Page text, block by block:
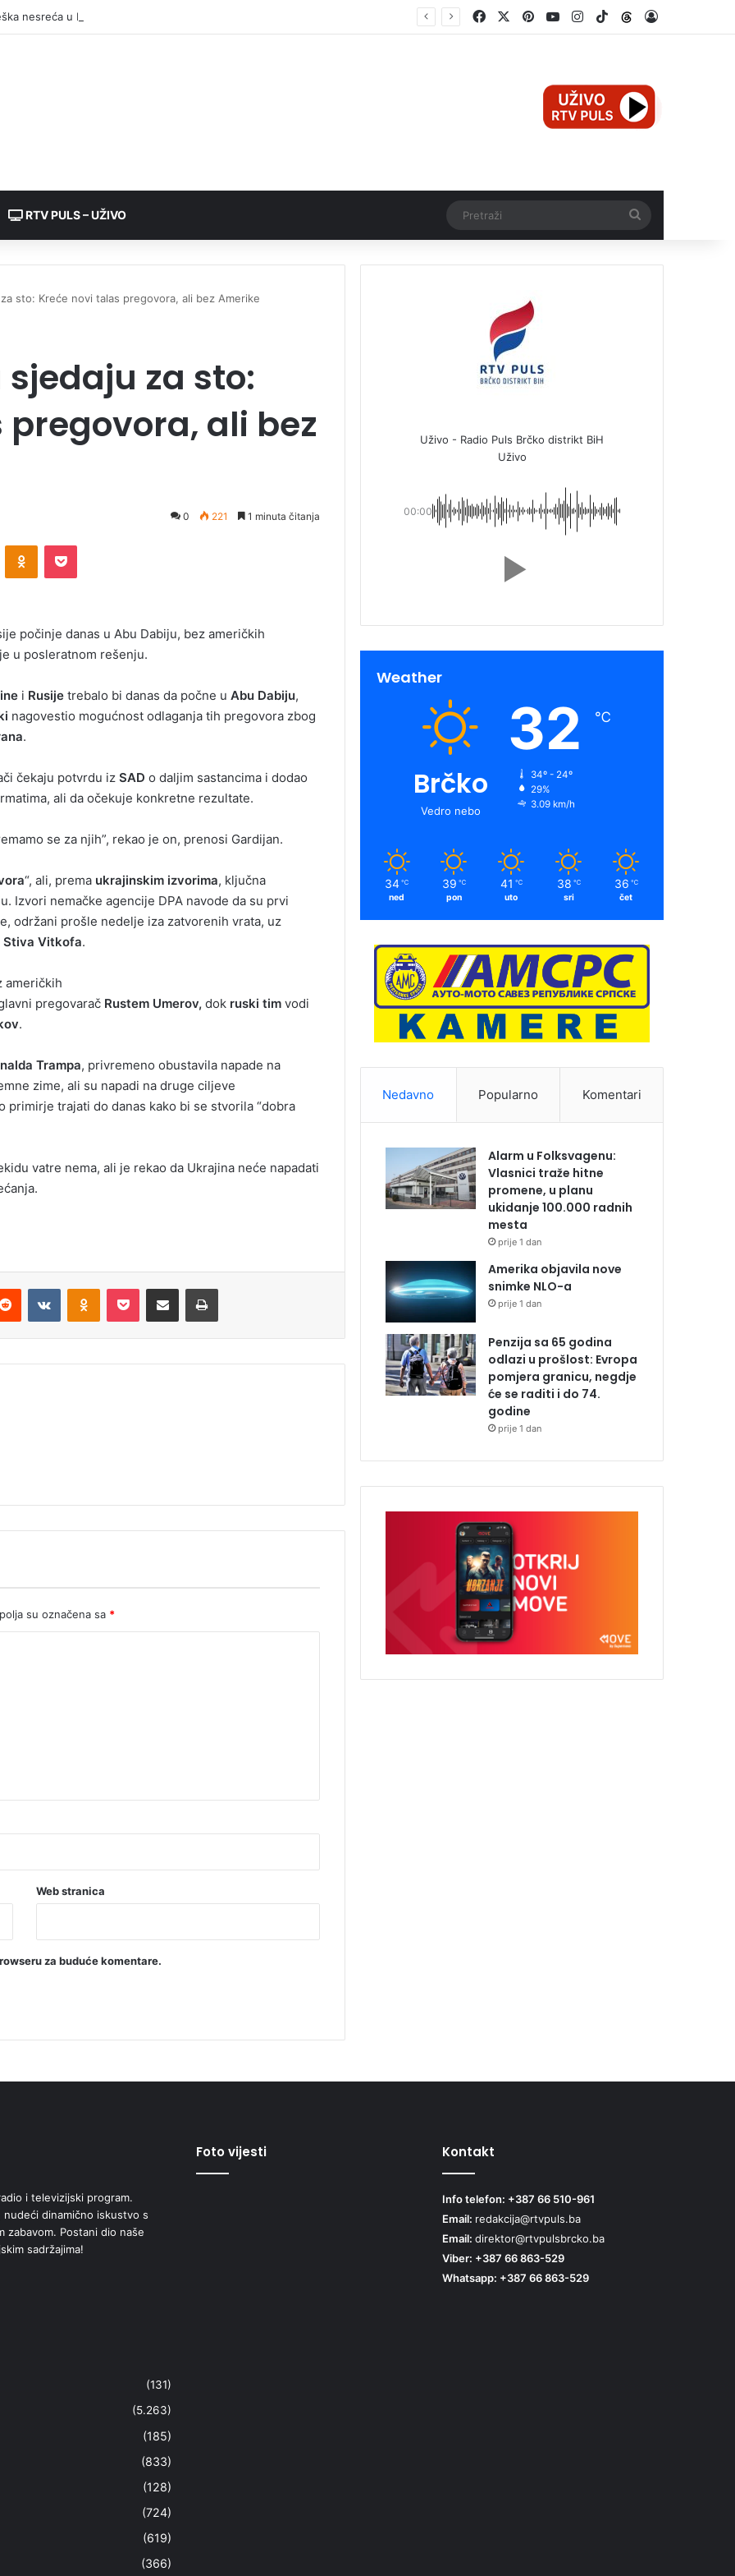
FacebookPinterestYouTubeInstagram
TikTokThreads
RTV PULS – UŽIVO
sto: Kreće novi talas pregovora, ali bez Amerike
za sto:
ali bez
0 221 1 minuta čitanja
počinje danas u Abu Dabiju, bez američkih
u posleratnom rešenju.
i Rusije trebalo bi danas da počne u Abu Dabiju,
nagovestio mogućnost odlaganja tih pregovora zbog
.
čekaju potvrdu iz SAD o daljim sastancima i dodao
ali da očekuje konkretne rezultate.
se za njih”, rekao je on, prenosi Gardijan.
“, ali, prema ukrajinskim izvorima, ključna
Izvori nemačke agencije DPA navode da su prvi
održani prošle nedelje iza zatvorenih vrata, uz
Stiva Vitkofa.
američkih
pregovarač Rustem Umerov, dok ruski tim vodi
.
Trampa, privremeno obustavila napade na
zime, ali su napadi na druge ciljeve
primirje trajati do danas kako bi se stvorila “dobra
vatre nema, ali je rekao da Ukrajina neće napadati
su označena sa *
Web stranica
za buduće komentare.
Uživo - Radio Puls Brčko distrikt BiH
Uživo
00:00
Weather
Brčko
Vedro nebo
32 ℃
34º - 24º
29%
3.09 km/h
34 ℃
ned
39 ℃
pon
41 ℃
uto
38 ℃
sri
36 ℃
čet
Nedavno Popularno Komentari
Alarm u Folksvagenu:
Vlasnici traže hitne
promene, u planu
ukidanje 100.000 radnih
mesta
prije 1 dan
Amerika objavila nove
snimke NLO-a
prije 1 dan
Penzija sa 65 godina
odlazi u prošlost: Evropa
pomjera granicu, negdje
će se raditi i do 74.
godine
prije 1 dan
i televizijski program.
nudeći dinamično iskustvo s
zabavom. Postani dio naše
sadržajima!
(131)
(5.263)
(185)
(833)
(128)
(724)
(619)
(366)
Foto vijesti Kontakt
Info telefon: +387 66 510-961
Email: redakcija@rtvpuls.ba
Email: direktor@rtvpulsbrcko.ba
Viber: +387 66 863-529
Whatsapp: +387 66 863-529